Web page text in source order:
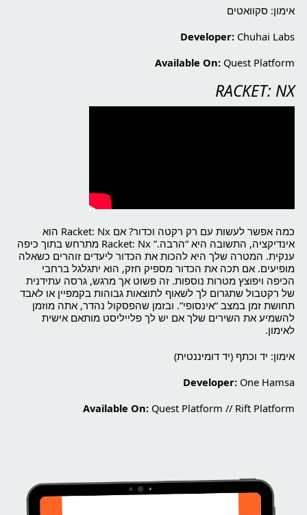
אימון: סקוואטים
Developer: Chuhai Labs
Available On: Quest Platform
RACKET: NX
כמה אפשר לעשות עם רק רקטה וכדור? אם Racket: Nx הוא
אינדיקציה, התשובה היא “הרבה.” Racket: Nx מתרחש בתוך כיפה
ענקית. המטרה שלך היא להכות את הכדור ליעדים זוהרים כשאלה
מופיעים. אם תכה את הכדור מספיק חזק, הוא יתגלגל ברחבי
הכיפה ויפוצץ מטרות נוספות. זה פשוט אך מרגש, גרסה עתידנית
של רקטבול שתגרום לך לשאוף לתוצאות גבוהות בקמפיין או לאבד
תחושת זמן במצב “אינסופי”. ובזמן שהפסקול נהדר, אתה מוזמן
להשמיע את השירים שלך אם יש לך פלייליסט מותאם אישית
לאימון.
אימון: יד וכתף (יד דומיננטית)
Developer: One Hamsa
Available On: Quest Platform // Rift Platform